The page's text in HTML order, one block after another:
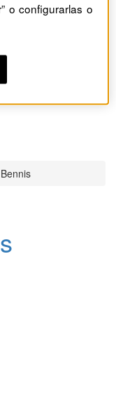
o configurarlas o